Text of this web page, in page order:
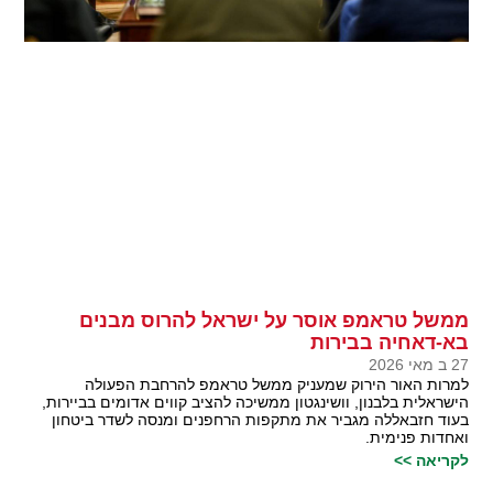
ממשל טראמפ אוסר על ישראל להרוס מבנים
בא-דאחיה בבירות
27 ב מאי 2026
למרות האור הירוק שמעניק ממשל טראמפ להרחבת הפעולה
הישראלית בלבנון, וושינגטון ממשיכה להציב קווים אדומים בביירות,
בעוד חזבאללה מגביר את מתקפות הרחפנים ומנסה לשדר ביטחון
ואחדות פנימית.
לקריאה >>